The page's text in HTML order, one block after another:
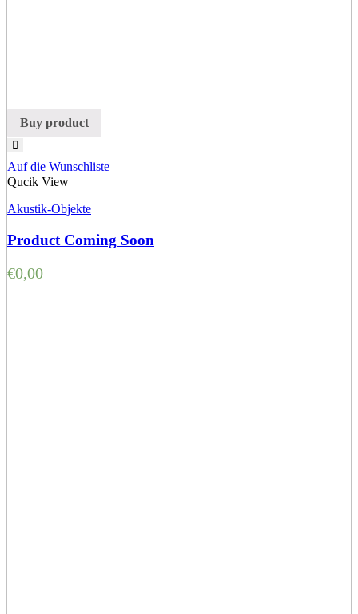
Buy product
Auf die Wunschliste
Qucik View
Akustik-Objekte
Product Coming Soon
€0,00